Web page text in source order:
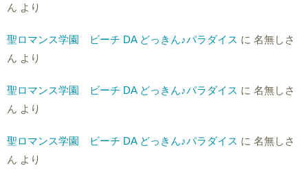
ん より
聖ロマンス学園 ビーチ DA どっきん♪パラダイス に 名無しさ
ん より
聖ロマンス学園 ビーチ DA どっきん♪パラダイス に 名無しさ
ん より
聖ロマンス学園 ビーチ DA どっきん♪パラダイス に 名無しさ
ん より